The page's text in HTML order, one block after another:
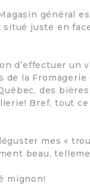
général
juste en
d’effectuer un
la Fromagerie
des
Bref, tout ce
mes «
beau,
mignon!